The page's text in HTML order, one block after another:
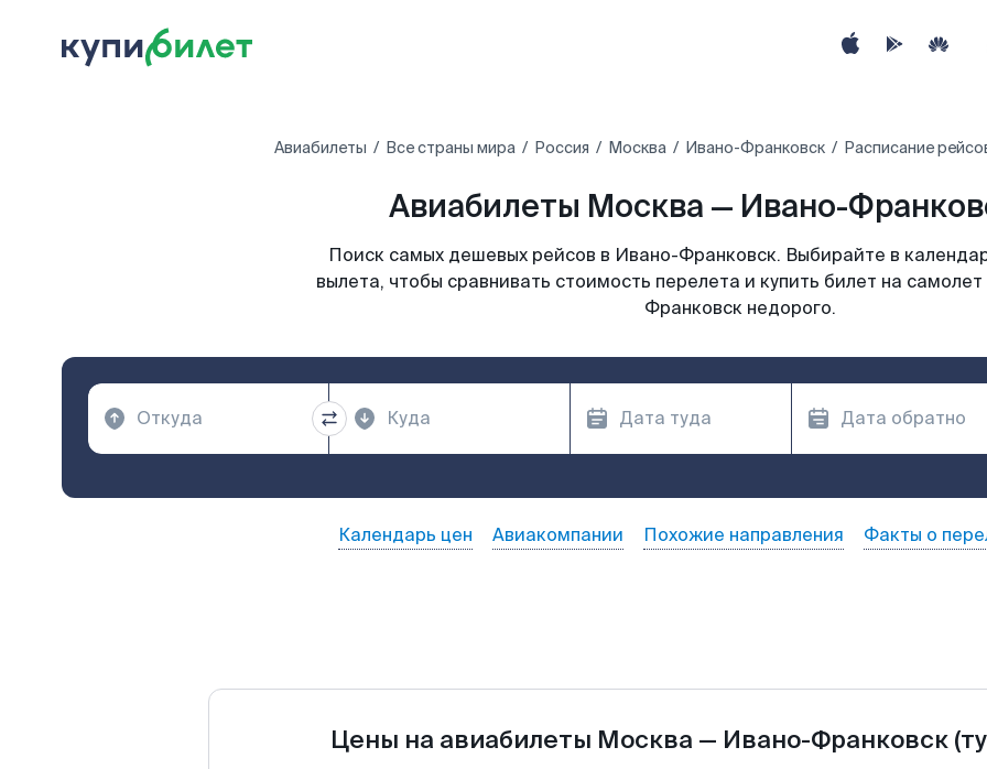
Авиабилеты Все страны мира Россия Москва Ивано-Франковск Расписание
Авиабилеты Москва — Ивано-
Поиск самых дешевых рейсов в Ивано-Франковск. Выбирайте в
вылета, чтобы сравнивать стоимость перелета и купить билет на
Франковск недорого.
Календарь цен Авиакомпании Похожие направления Факты о
Цены на авиабилеты Москва — Ивано-Франковск